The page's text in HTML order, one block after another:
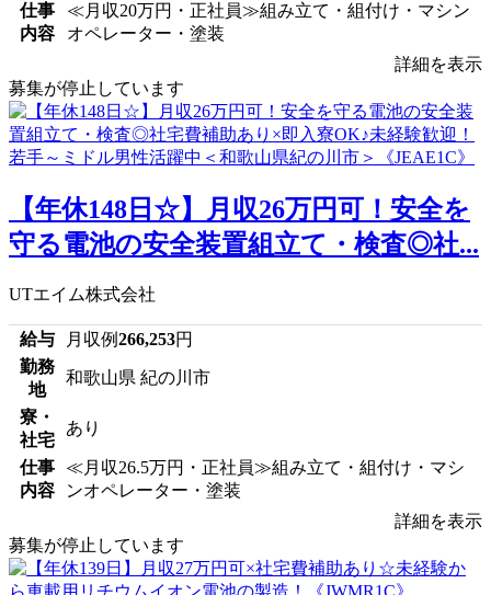
仕事
内容
≪月収20万円・正社員≫組み立て・組付け・マシン
オペレーター・塗装
詳細を表示
募集が停止しています
【年休148日☆】月収26万円可！安全を
守る電池の安全装置組立て・検査◎社...
UTエイム株式会社
給与 月収例266,253円
勤務
地
和歌山県 紀の川市
寮・
社宅
あり
仕事
内容
≪月収26.5万円・正社員≫組み立て・組付け・マシ
ンオペレーター・塗装
詳細を表示
募集が停止しています